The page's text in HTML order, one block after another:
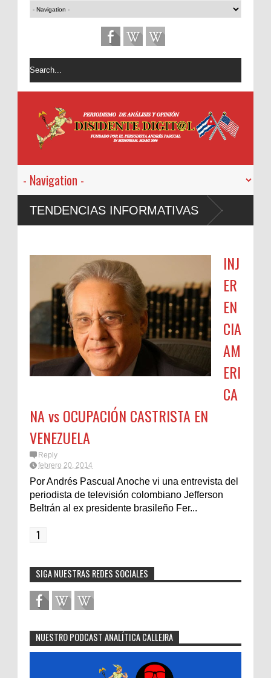
TENDENCIAS INFORMATIVAS
INJ
ER
EN
CIA
AM
ERI
CA
NA vs OCUPACIÓN CASTRISTA EN
VENEZUELA
Reply
febrero 20, 2014
Por Andrés Pascual Anoche vi una entrevista del
periodista de televisión colombiano Jefferson
Beltrán al ex presidente brasileño Fer...
1
SIGA NUESTRAS REDES SOCIALES
NUESTRO PODCAST ANALÍTICA CALLEJRA